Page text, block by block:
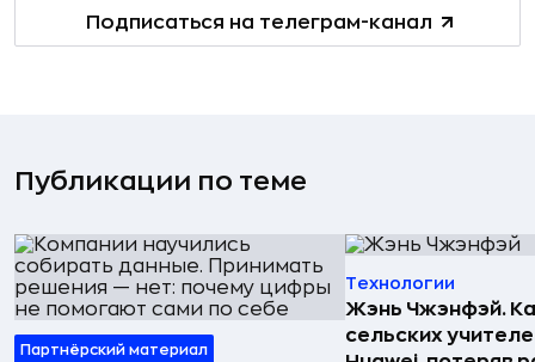
Подписаться на телеграм-канал
Публикации по теме
Партнёрский материал
Технологии
Жэнь Чжэнфэй.
сельских